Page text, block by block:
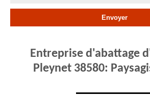
Entreprise d'abattage
Pleynet 38580: